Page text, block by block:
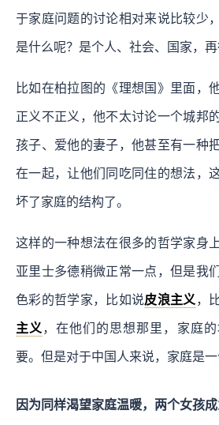
于家庭问题的讨论相对来说比较少
是什么呢？是个人、社会、国家，再
比如在柏拉图的《理想国》里面，
正义不正义，他不太讨论一个城邦
孩子、爱他的妻子，他甚至有一种
在一起，让他们同吃同住的想法，
坏了家庭的结构了。
这样的一种想法在很多的哲学家身
亚里士多德稍微正常一点，但是我
色彩的哲学家，比如说皮浪主义 ，
主义 ，在他们的思想那里，家庭
要。但是对于中国人来说，家庭是一
因为同样渴望家庭温暖，两个女孩